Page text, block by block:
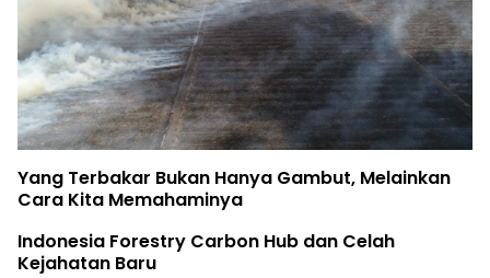
Yang Terbakar Bukan Hanya Gambut, Melainkan
Cara Kita Memahaminya
Indonesia Forestry Carbon Hub dan Celah
Kejahatan Baru